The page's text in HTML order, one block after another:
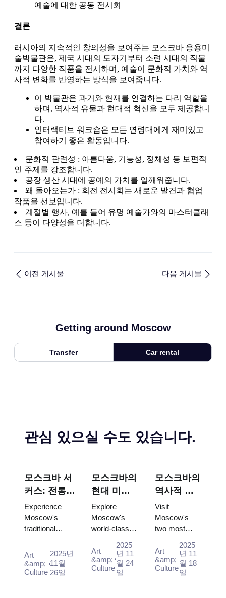
예술에 대한 공동 전시회
결론
러시아의 지속적인 창의성을 보여주는 모스크바 응용미
술박물관은, 제국 시대의 도자기부터 소련 시대의 직물
까지 다양한 작품을 전시하며, 예술이 문화적 가치와 역
사적 변화를 반영하는 방식을 보여줍니다.
이 박물관은 과거와 현재를 연결하는 다리 역할을
하며, 역사적 유물과 현대적 혁신을 모두 제공합니
다.
인터랙티브 워크숍은 모든 연령대에게 재미있고
참여하기 좋은 활동입니다.
문화적 관련성 : 아름다움, 기능성, 정체성 등 보편적
인 주제를 강조합니다.
공장 생산 시대에 공예의 가치를 일깨워줍니다.
왜 돌아오는가 : 회전 전시회는 새로운 발견과 협업
작품을 선보입니다.
계절별 행사, 예를 들어 유명 예술가와의 마스터클래
스 등이 다양성을 더합니다.
이전 게시물 다음 게시물
Getting around Moscow
Transfer Car rental
관심 있으실 수도 있습니다.
모스크바 서
커스: 전통
러시아 오락
과 패스
Experience
Moscow's
traditional
performances
with the
Moscow Pass,
Art
&amp;
Culture
2025년
11월
26일
모스크바의
현대 미술
계: 모스크
바 패스로
탐방하는
현대 갤러
리 (2025–
2026)
Explore
Moscow's
world-class
art scene for
free: GES-2
House of
Art
&amp;
Culture
2025
년 11
월 24
일
모스크바의
역사적 수
도원: 노보
데비치와
돈스코이,
모스크바
패스와 함
께
Visit
Moscow's
two most
monasteries -
UNESCO-
listed
Art
&amp;
Culture
2025
년 11
월 18
일